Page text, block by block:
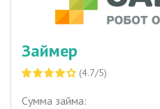
Займер
(4.7/5)
Сумма займа: